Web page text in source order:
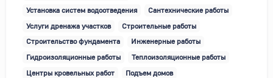
Установка систем водоотведения
Сантехнические работы
Услуги дренажа участков
Строительные работы
Строительство фундамента
Инженерные работы
Гидроизоляционные работы
Теплоизоляционные работы
Центры кровельных работ
Подъем домов